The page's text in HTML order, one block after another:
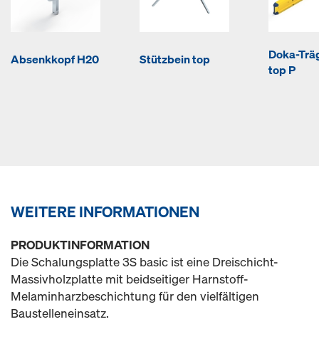
Absenkkopf H20 Stützbein top
Doka-
top P
WEITERE INFORMATIONEN
PRODUKTINFORMATION
Die Schalungsplatte 3S basic ist eine Dreischicht-
Massivholzplatte mit beidseitiger Harnstoff-
Melaminharzbeschichtung für den vielfältigen
Baustelleneinsatz.